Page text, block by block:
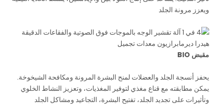
ويعزز مرونة الجلد
مقبض BIO
يحفز أنسجة الجلد والعضلات لمنح البشرة المرونة ومكافحة الشيخوخة.
يمكن مطابقته مع قناع مغذي لتوفير المغذيات، وتعزيز النشاط الخلوي
وتأثيرات على تجديد الجلد، تفتيح البشرة، التجاعيد ومشاكل الجلد